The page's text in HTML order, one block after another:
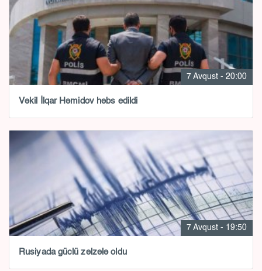
7 Avqust - 20:00
Vəkil İlqar Həmidov həbs edildi
7 Avqust - 19:50
Rusiyada güclü zəlzələ oldu